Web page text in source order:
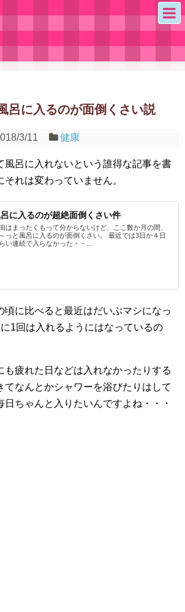
呂に入るのが面倒くさい説
3/11 健康
風呂に入れないという誰得な記事を書
れは変わっていません。
に入るのが超絶面倒くさい件
はまったくもって分からないけど、ここ数か月の間、
っと風呂に入るのが面倒くさい。 最近では3日か４日
い連続で入らなかった・・...
頃に比べると最近はだいぶマシになっ
1回は入れるようにはなっているの
も疲れた日などは入れなかったりする
てなんとかシャワーを浴びたりはして
日ちゃんと入りたいんですよね・・・